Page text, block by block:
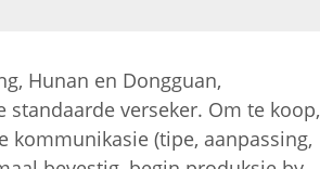
Hunan en Dongguan,
verseker. Om te koop,
kommunikasie (tipe, aanpassing,